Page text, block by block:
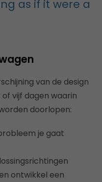
as if it were a
van de design
vijf dagen waarin
doorlopen:
je gaat
ontwikkel een